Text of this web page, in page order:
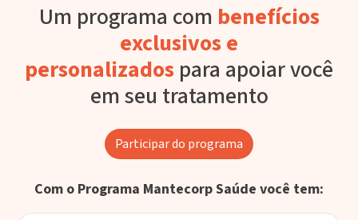
Um programa com benefícios
exclusivos e
personalizados para apoiar você
em seu tratamento
Participar do programa
Com o Programa Mantecorp Saúde você tem: